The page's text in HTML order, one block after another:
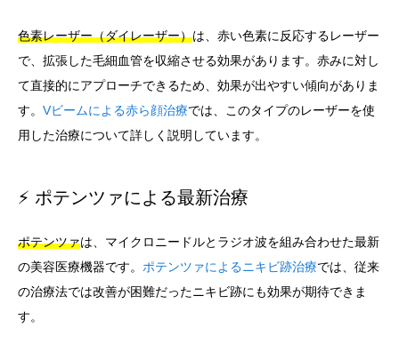
色素レーザー（ダイレーザー）は、赤い色素に反応するレーザー
で、拡張した毛細血管を収縮させる効果があります。赤みに対し
て直接的にアプローチできるため、効果が出やすい傾向がありま
す。 Vビームによる赤ら顔治療では、このタイプのレーザーを使
用した治療について詳しく説明しています。
⚡ ポテンツァによる最新治療
ポテンツァは、マイクロニードルとラジオ波を組み合わせた最新
の美容医療機器です。 ポテンツァによるニキビ跡治療では、従来
の治療法では改善が困難だったニキビ跡にも効果が期待できま
す。